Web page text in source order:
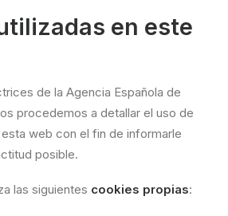
en este
de la Agencia Española de
procedemos a detallar el uso de
web con el fin de informarle
posible.
las siguientes cookies propias: